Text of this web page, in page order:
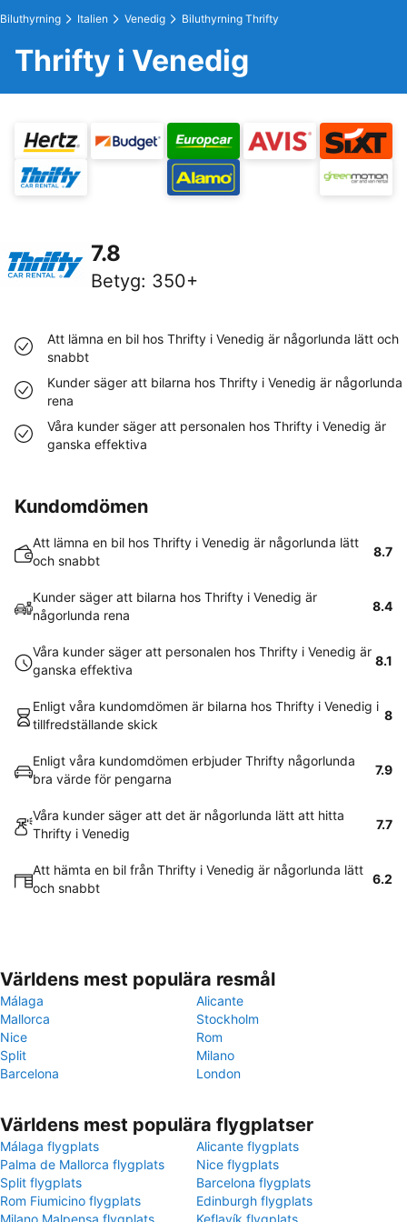
Biluthyrning Italien Venedig Biluthyrning Thrifty
Thrifty i Venedig
7.8
Betyg: 350+
Att lämna en bil hos Thrifty i Venedig är någorlunda lätt och
snabbt
Kunder säger att bilarna hos Thrifty i Venedig är någorlunda
rena
Våra kunder säger att personalen hos Thrifty i Venedig är
ganska effektiva
Kundomdömen
Att lämna en bil hos Thrifty i Venedig är någorlunda lätt
och snabbt
8.7
Kunder säger att bilarna hos Thrifty i Venedig är
någorlunda rena
8.4
Våra kunder säger att personalen hos Thrifty i Venedig är
ganska effektiva
8.1
Enligt våra kundomdömen är bilarna hos Thrifty i Venedig i
tillfredställande skick
8
Enligt våra kundomdömen erbjuder Thrifty någorlunda
bra värde för pengarna
7.9
Våra kunder säger att det är någorlunda lätt att hitta
Thrifty i Venedig
7.7
Att hämta en bil från Thrifty i Venedig är någorlunda lätt
och snabbt
6.2
Världens mest populära resmål
Málaga
Alicante
Mallorca
Stockholm
Nice
Rom
Split
Milano
Barcelona
London
Världens mest populära flygplatser
Málaga flygplats
Alicante flygplats
Palma de Mallorca flygplats
Nice flygplats
Split flygplats
Barcelona flygplats
Rom Fiumicino flygplats
Edinburgh flygplats
Milano Malpensa flygplats
Keflavík flygplats